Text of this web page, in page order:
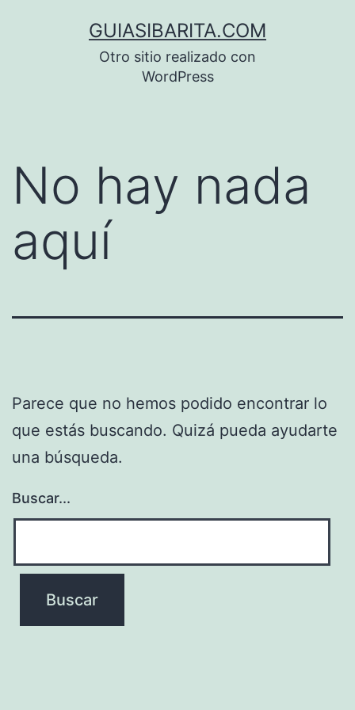
GUIASIBARITA.COM
Otro sitio realizado con
WordPress
No hay nada
aquí
Parece que no hemos podido encontrar lo
que estás buscando. Quizá pueda ayudarte
una búsqueda.
Buscar...